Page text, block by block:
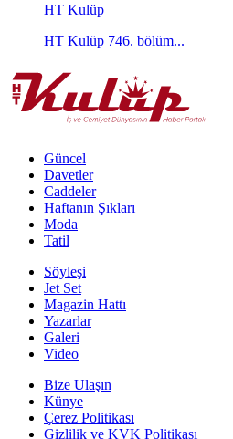
HT Kulüp
HT Kulüp 746. bölüm...
Güncel
Davetler
Caddeler
Haftanın Şıkları
Moda
Tatil
Söyleşi
Jet Set
Magazin Hattı
Yazarlar
Galeri
Video
Bize Ulaşın
Künye
Çerez Politikası
Gizlilik ve KVK Politikası